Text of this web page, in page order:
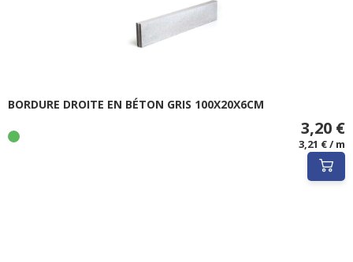
BORDURE DROITE EN BÉTON GRIS 100X20X6CM
3,20 €
3,21 € / m